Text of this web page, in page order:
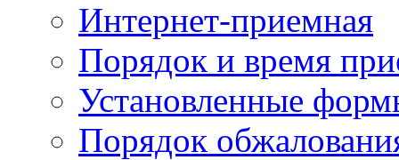
Интернет-приемная
Порядок и время
Установленные
Порядок